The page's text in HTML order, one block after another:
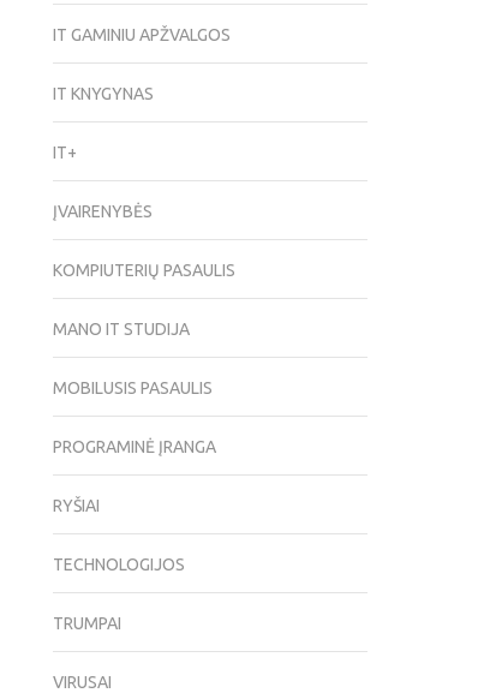
IT GAMINIU APŽVALGOS
IT KNYGYNAS
IT+
ĮVAIRENYBĖS
KOMPIUTERIŲ PASAULIS
MANO IT STUDIJA
MOBILUSIS PASAULIS
PROGRAMINĖ ĮRANGA
RYŠIAI
TECHNOLOGIJOS
TRUMPAI
VIRUSAI